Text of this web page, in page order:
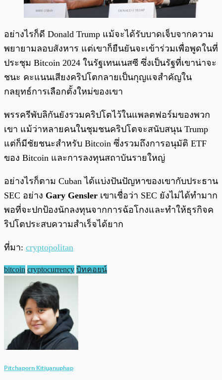
อย่างไรก็ดี Donald Trump แม้จะได้รับบาดเจ็บจากความ
พยายามลอบสังหาร แต่เขาก็ยืนยันจะเข้าร่วมเพื่อพูดในที่
ประชุม Bitcoin 2024 ในรัฐเทนเนสซี ซึ่งเป็นรัฐที่เขาน่าจะ
ชนะ คะแนนเสียงคริปโตกลายเป็นกุญแจสำคัญใน
กลยุทธ์การเลือกตั้งใหม่ของเขา
พรรครีพับลิกันยังรวมคริปโตไว้ในแพลตฟอร์มของพวก
เขา แม้ว่าหลายคนในชุมชนคริปโตจะสนับสนุน Trump
แต่ก็มีชัยชนะสำหรับ Bitcoin ซึ่งรวมถึงการอนุมัติ ETF
ของ Bitcoin และการลงทุนสถาบันรายใหญ่
อย่างไรก็ตาม Cuban ได้แบ่งปันปัญหาของเขากับประธาน
SEC อย่าง Gary Gensler เขาเชื่อว่า SEC ยังไม่ได้ทำมาก
พอที่จะปกป้องนักลงทุนจากการฉ้อโกงและทำให้ธุรกิจค
ริปโตประสบความสำเร็จได้ยาก
ที่มา: cryptopolitan
bitcoin cryptocurrency บิทคอยน์
Pitchaporn Kitiyanuphap